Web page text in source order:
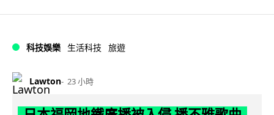
科技娛樂 生活科技 旅遊
Lawton 23 小時